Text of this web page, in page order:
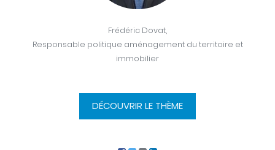
Frédéric Dovat,
Responsable politique aménagement du territoire et
immobilier
DÉCOUVRIR LE THÈME